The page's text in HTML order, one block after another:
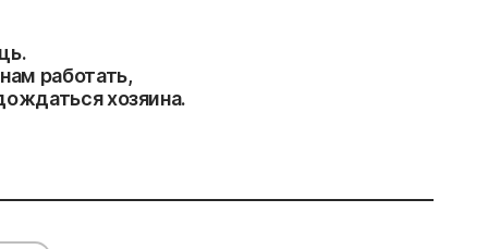
работать,
хозяина.